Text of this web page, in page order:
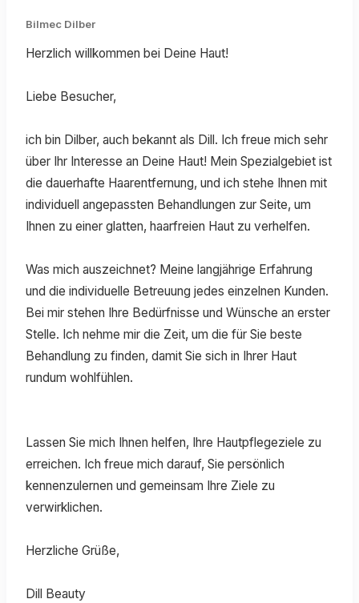
Bilmec Dilber
Herzlich willkommen bei Deine Haut!
Liebe Besucher,
ich bin Dilber, auch bekannt als Dill. Ich freue mich sehr
über Ihr Interesse an Deine Haut! Mein Spezialgebiet ist
die dauerhafte Haarentfernung, und ich stehe Ihnen mit
individuell angepassten Behandlungen zur Seite, um
Ihnen zu einer glatten, haarfreien Haut zu verhelfen.
Was mich auszeichnet? Meine langjährige Erfahrung
und die individuelle Betreuung jedes einzelnen Kunden.
Bei mir stehen Ihre Bedürfnisse und Wünsche an erster
Stelle. Ich nehme mir die Zeit, um die für Sie beste
Behandlung zu finden, damit Sie sich in Ihrer Haut
rundum wohlfühlen.
Lassen Sie mich Ihnen helfen, Ihre Hautpflegeziele zu
erreichen. Ich freue mich darauf, Sie persönlich
kennenzulernen und gemeinsam Ihre Ziele zu
verwirklichen.
Herzliche Grüße,
Dill Beauty